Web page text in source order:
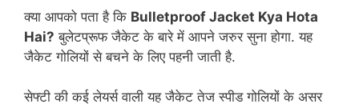
क्या आपको पता है कि Bulletproof Jacket Kya Hota
Hai? बुलेटप्रूफ जैकेट के बारे में आपने जरुर सुना होगा. यह
जैकेट गोलियों से बचने के लिए पहनी जाती है.
सेफ्टी की कई लेयर्स वाली यह जैकेट तेज स्पीड गोलियों के असर